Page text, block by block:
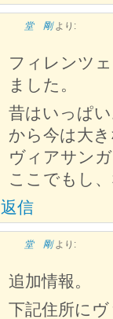
堂 剛 より:
フィレンツ
ました。
昔はいっぱ
から今は大
ヴィアサン
ここでもし
返信
堂 剛 より:
追加情報。
下記住所に